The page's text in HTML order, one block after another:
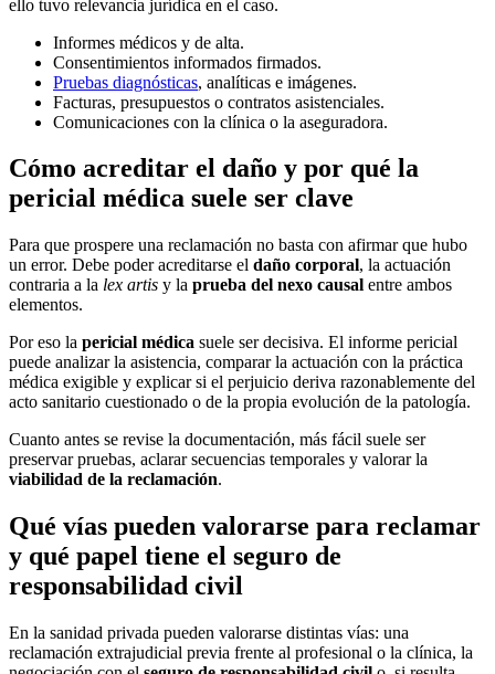
ello tuvo relevancia jurídica en el caso.
Informes médicos y de alta.
Consentimientos informados firmados.
Pruebas diagnósticas, analíticas e imágenes.
Facturas, presupuestos o contratos asistenciales.
Comunicaciones con la clínica o la aseguradora.
Cómo acreditar el daño y por qué la
pericial médica suele ser clave
Para que prospere una reclamación no basta con afirmar que hubo
un error. Debe poder acreditarse el daño corporal, la actuación
contraria a la lex artis y la prueba del nexo causal entre ambos
elementos.
Por eso la pericial médica suele ser decisiva. El informe pericial
puede analizar la asistencia, comparar la actuación con la práctica
médica exigible y explicar si el perjuicio deriva razonablemente del
acto sanitario cuestionado o de la propia evolución de la patología.
Cuanto antes se revise la documentación, más fácil suele ser
preservar pruebas, aclarar secuencias temporales y valorar la
viabilidad de la reclamación.
Qué vías pueden valorarse para reclamar
y qué papel tiene el seguro de
responsabilidad civil
En la sanidad privada pueden valorarse distintas vías: una
reclamación extrajudicial previa frente al profesional o la clínica, la